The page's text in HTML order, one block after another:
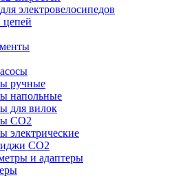
электровелосипедов
цепей
ручные
напольные
для вилок
CO2
электрические
CO2
и адаптеры